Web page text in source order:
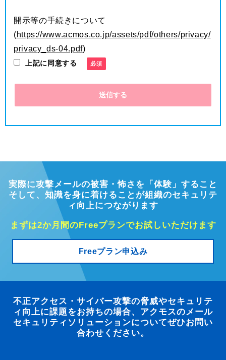
(1)お客様およびお取引先様の個人情報
・製品、サービスに関する情報提供
・製品、サービス販売、提供
・製品、サービス等のサポート
・お問合わせ対応
・施設の入退管理、勤怠管理（出向者、派遣者な
ど）
(2)お取引先様から委託を受けた個人情報
・委託元との契約履行
(3)株主様の個人情報
・商法に基づく権利の行使、義務の履行
・各種便宜の供与
・各種株主施策の実施
・採用情報の提供、選考、採用業務管理
(5)従業者の個人情報
・雇用及び人事管理
開示等の手続きについて
(https://www.acmos.co.jp/assets/pdf/others/privacy/
privacy_ds-04.pdf)
上記に同意する
実際に攻撃メールの被害・怖さを「体験」すること
そして、知識を身に着けることが組織のセキュリテ
ィ向上につながります
まずは2か月間のFreeプランでお試しいただけます
Freeプラン申込み
不正アクセス・サイバー攻撃の脅威やセキュリテ
ィ向上に課題をお持ちの場合、アクモスのメール
セキュリティソリューションについてぜひお問い
合わせください。